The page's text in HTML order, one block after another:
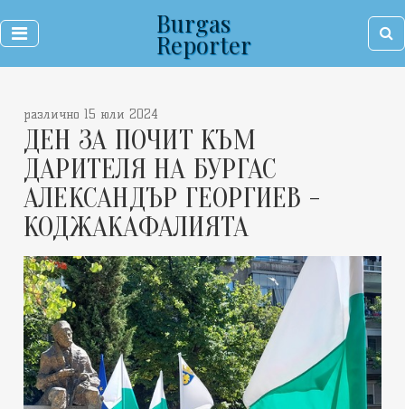
Burgas
Reporter
различно 15 юли 2024
ДЕН ЗА ПОЧИТ КЪМ
ДАРИТЕЛЯ НА БУРГАС
АЛЕКСАНДЪР ГЕОРГИЕВ -
КОДЖАКАФАЛИЯТА